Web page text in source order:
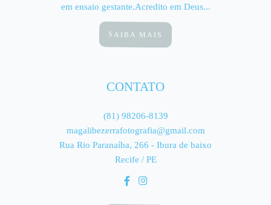
em ensaio gestante.Acredito em Deus...
SAIBA MAIS
CONTATO
(81) 98206-8139
magalibezerrafotografia@gmail.com
Rua Rio Paranaíba, 266 - Ibura de baixo
Recife / PE